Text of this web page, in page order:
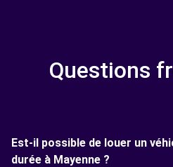
Questions
Est-il possible de louer un
durée à Mayenne ?